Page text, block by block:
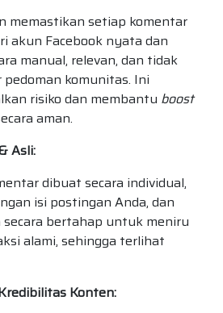
memastikan setiap komentar
akun Facebook nyata dan
manual, relevan, dan tidak
pedoman komunitas. Ini
risiko dan membantu boost
aman.
Asli:
dibuat secara individual,
isi postingan Anda, dan
bertahap untuk meniru
alami, sehingga terlihat
Konten: